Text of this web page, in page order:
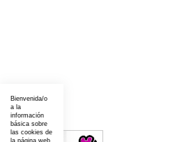
Bienvenida/o
a la
información
básica sobre
las cookies de
la página web